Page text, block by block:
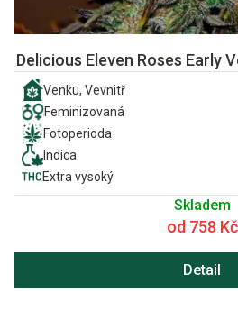
Delicious Eleven Roses Early
Venku, Vevnitř
Feminizovaná
Fotoperioda
Indica
Extra vysoký
Skladem
od 758 Kč
Detail